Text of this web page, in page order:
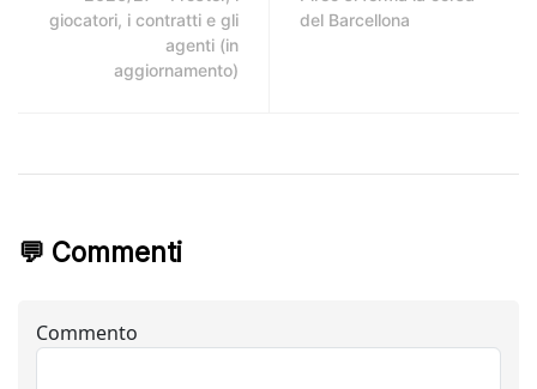
giocatori, i contratti e gli
agenti (in
aggiornamento)
del Barcellona
💬 Commenti